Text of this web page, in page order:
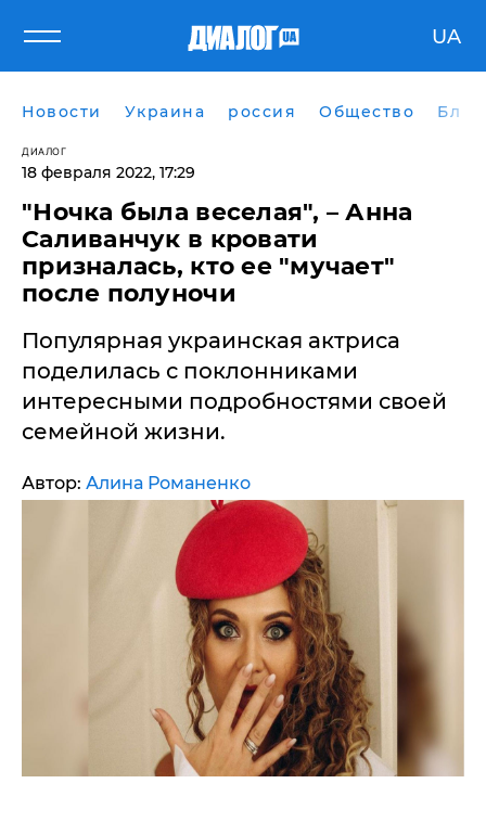
UA
Новости Украина россия Общество
ДИАЛОГ
18 февраля 2022, 17:29
"Ночка была веселая", – Анна
Саливанчук в кровати
призналась, кто ее "мучает"
после полуночи
Популярная украинская актриса
поделилась с поклонниками
интересными подробностями своей
семейной жизни.
Автор: Алина Романенко